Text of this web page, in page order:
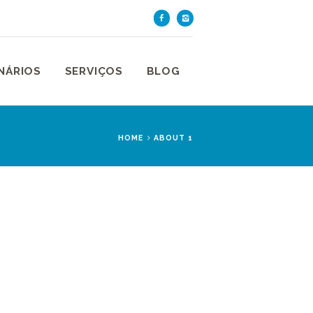
SERVIÇOS BLOG
HOME ABOUT 1
DE SÃO PAULO